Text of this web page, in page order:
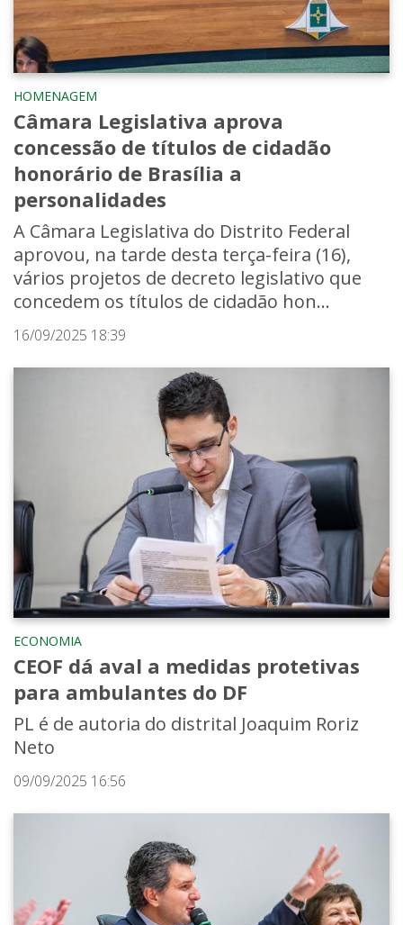
HOMENAGEM
Câmara Legislativa aprova
concessão de títulos de cidadão
honorário de Brasília a
personalidades
A Câmara Legislativa do Distrito Federal
aprovou, na tarde desta terça-feira (16),
vários projetos de decreto legislativo que
concedem os títulos de cidadão hon...
16/09/2025 18:39
ECONOMIA
CEOF dá aval a medidas protetivas
para ambulantes do DF
PL é de autoria do distrital Joaquim Roriz
Neto
09/09/2025 16:56